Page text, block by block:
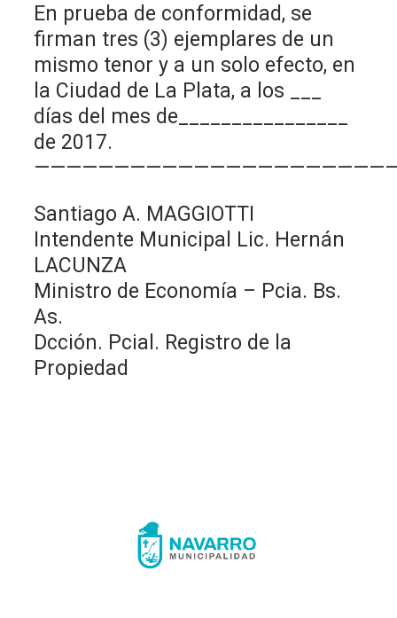
En prueba de conformidad, se
firman tres (3) ejemplares de un
mismo tenor y a un solo efecto, en
la Ciudad de La Plata, a los ___
días del mes de________________
de 2017.
Santiago A. MAGGIOTTI
Intendente Municipal Lic. Hernán
LACUNZA
Ministro de Economía – Pcia. Bs.
As.
Dcción. Pcial. Registro de la
Propiedad